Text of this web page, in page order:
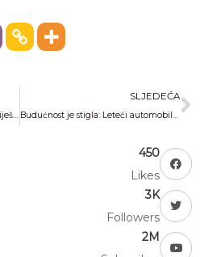
Kako istraživanje sa MIT-a otkriva riješenje za smanjenje saobraćajnih gužvi
SLJEDEĆA
Budućnost je stigla: Leteći automobili u našim gradovima?
450
Likes
3K
Followers
2M